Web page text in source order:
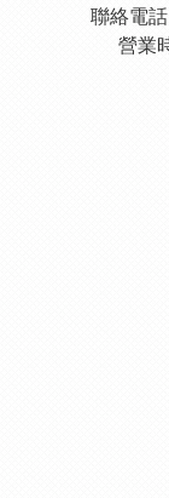
聯絡電
營業